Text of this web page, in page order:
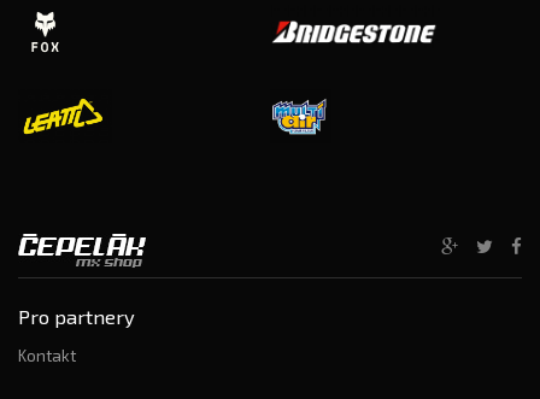
Pro partnery
Kontakt